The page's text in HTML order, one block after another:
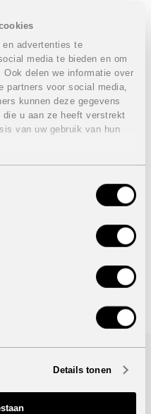
advertenties te
media te bieden en om
delen we informatie over
partners voor social media,
kunnen deze gegevens
die u aan ze heeft verstrekt
van uw gebruik van hun
Details tonen
zwembad op mooie
gelegen op de
villa's.
een gelijkaardige villa
gelieve dan dit